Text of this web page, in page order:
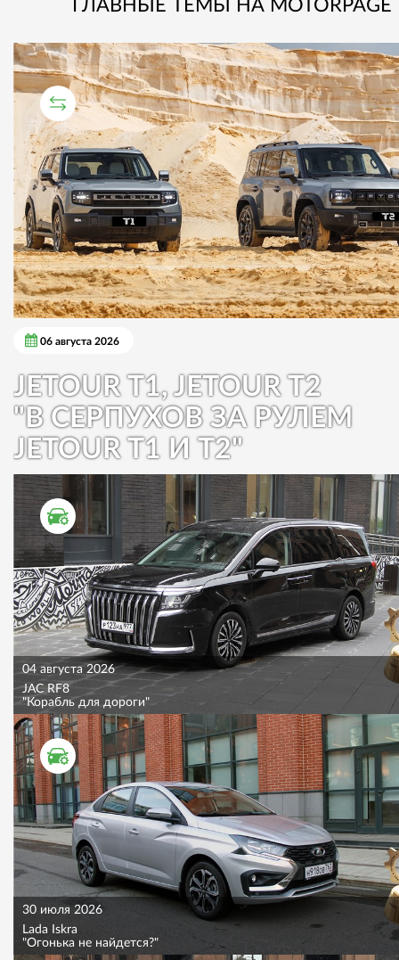
ГЛАВНЫЕ ТЕМЫ НА MOTORPAGE
СРАВНИТЕЛЬНЫЙ ТЕСТ
06 августа 2026
JETOUR T1, JETOUR T2
"В СЕРПУХОВ ЗА РУЛЕМ
JETOUR T1 И T2"
ТЕСТ ДРАЙВ
04 августа 2026
JAC RF8
"Корабль для дороги"
ТЕСТ ДРАЙВ
30 июля 2026
Lada Iskra
"Огонька не найдется?"